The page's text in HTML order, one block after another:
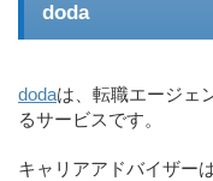
doda
dodaは、転職エージェ
るサービスです。
キャリアアドバイザー